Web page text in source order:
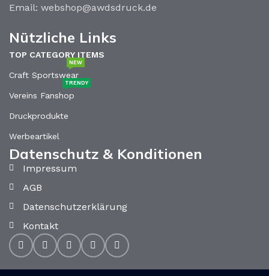
Email: webshop@awdsdruck.de
Nützliche Links
TOP CATEGORY ITEMS
Craft Sportswear
NEW
Vereins Fanshop
TRENDY
Druckprodukte
Werbeartikel
Datenschutz & Konditionen
Impressum
AGB
Datenschutzerklärung
Kontakt